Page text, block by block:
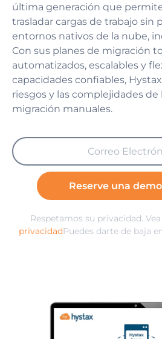
última generación que
trasladar cargas de trabajo sin
entornos nativos de la nube,
Con sus planes de migración
automatizados, escalables y
capacidades confiables,
riesgos y las complejidades de
migración manuales.
Reserve una
Respetamos su privacidad.
privacidadPuedes darte de baja